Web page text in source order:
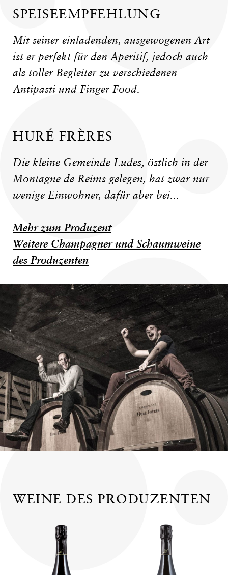
SPEISEEMPFEHLUNG
Mit seiner einladenden, ausgewogenen Art
ist er perfekt für den Aperitif, jedoch auch
als toller Begleiter zu verschiedenen
Antipasti und Finger Food.
HURÉ FRÈRES
Die kleine Gemeinde Ludes, östlich in der
Montagne de Reims gelegen, hat zwar nur
wenige Einwohner, dafür aber bei...
Mehr zum Produzent
Weitere Champagner und Schaumweine
des Produzenten
WEINE DES PRODUZENTEN